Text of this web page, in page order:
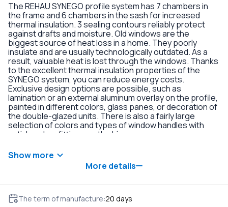
The REHAU SYNEGO profile system has 7 chambers in
the frame and 6 chambers in the sash for increased
thermal insulation. 3 sealing contours reliably protect
against drafts and moisture. Old windows are the
biggest source of heat loss in a home. They poorly
insulate and are usually technologically outdated. As a
result, valuable heat is lost through the windows. Thanks
to the excellent thermal insulation properties of the
SYNEGO system, you can reduce energy costs.
Exclusive design options are possible, such as
lamination or an external aluminum overlay on the profile,
painted in different colors, glass panes, or decoration of
the double-glazed units. There is also a fairly large
selection of colors and types of window handles with
anti-burglary fittings on the hinges.
Show more
More details
The term of manufacture:20 days